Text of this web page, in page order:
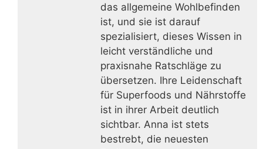
das allgemeine Wohlbefinden
ist, und sie ist darauf
spezialisiert, dieses Wissen in
leicht verständliche und
praxisnahe Ratschläge zu
übersetzen. Ihre Leidenschaft
für Superfoods und Nährstoffe
ist in ihrer Arbeit deutlich
sichtbar. Anna ist stets
bestrebt, die neuesten